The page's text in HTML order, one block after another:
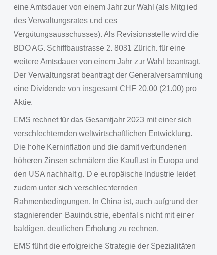
eine Amtsdauer von einem Jahr zur Wahl (als Mitglied
des Verwaltungsrates und des
Vergütungsausschusses). Als Revisionsstelle wird die
BDO AG, Schiffbaustrasse 2, 8031 Zürich, für eine
weitere Amtsdauer von einem Jahr zur Wahl beantragt.
Der Verwaltungsrat beantragt der Generalversammlung
eine Dividende von insgesamt CHF 20.00 (21.00) pro
Aktie.
EMS rechnet für das Gesamtjahr 2023 mit einer sich
verschlechternden weltwirtschaftlichen Entwicklung.
Die hohe Kerninflation und die damit verbundenen
höheren Zinsen schmälern die Kauflust in Europa und
den USA nachhaltig. Die europäische Industrie leidet
zudem unter sich verschlechternden
Rahmenbedingungen. In China ist, auch aufgrund der
stagnierenden Bauindustrie, ebenfalls nicht mit einer
baldigen, deutlichen Erholung zu rechnen.
EMS führt die erfolgreiche Strategie der Spezialitäten